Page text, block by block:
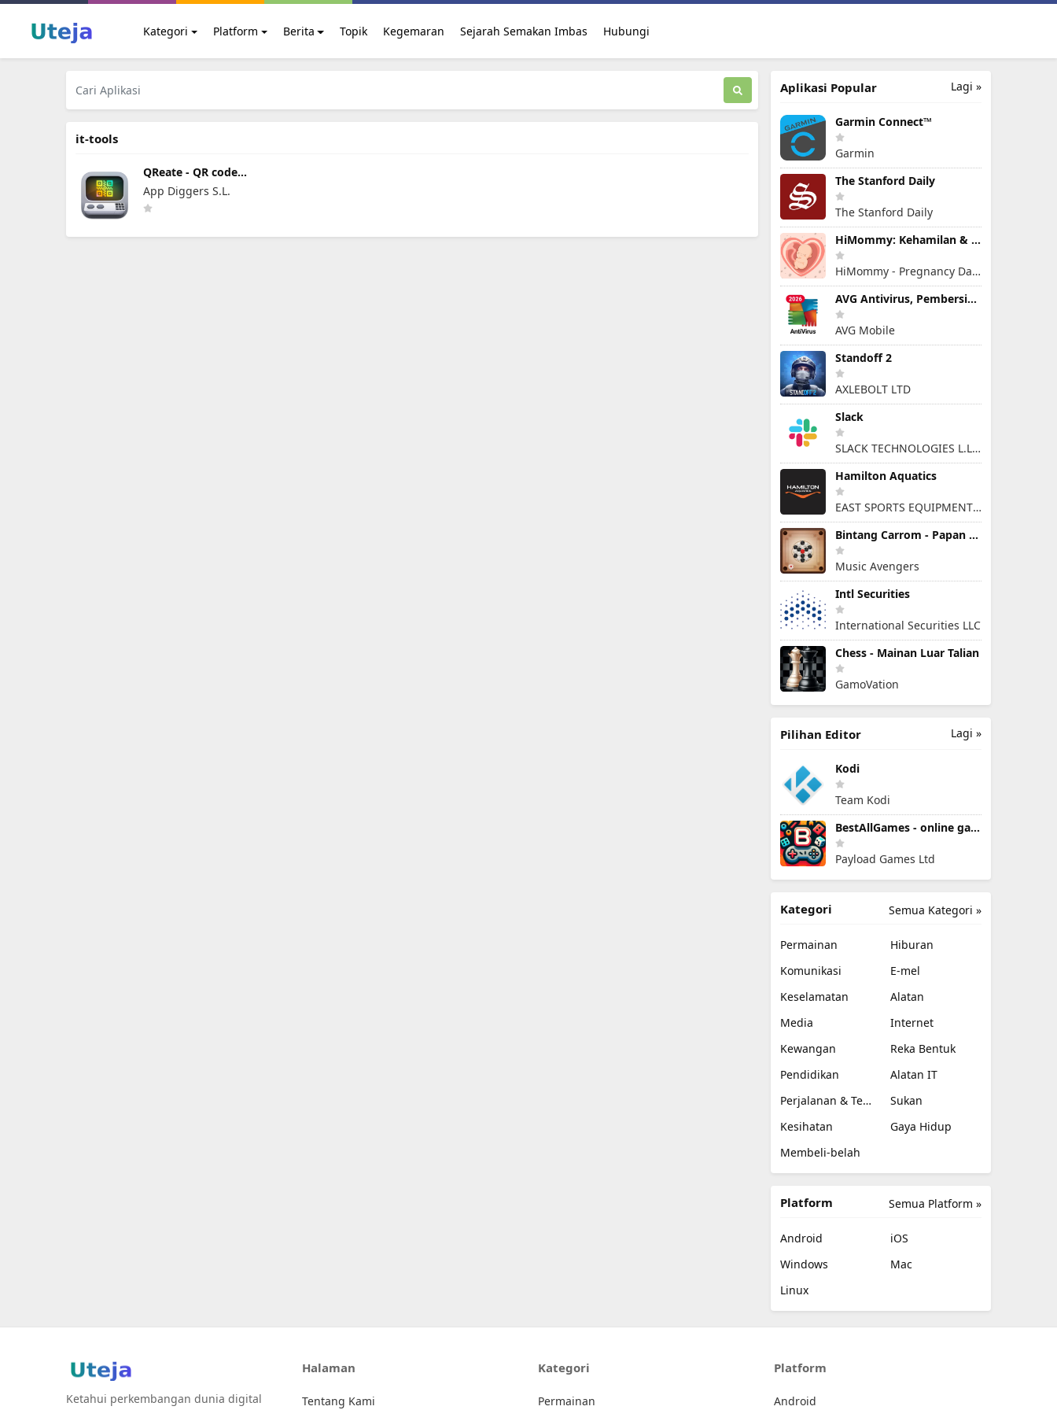
Kategori Platform Berita Topik Kegemaran Sejarah Semakan Imbas Hubungi
it-tools
QReate - QR code
generator
App Diggers S.L.
Lagi »
Aplikasi Popular
Garmin Connect™
Garmin
The Stanford Daily
The Stanford Daily
HiMommy: Kehamilan & kesuburan
HiMommy - Pregnancy Day By Day - Expecting Baby
AVG Antivirus, Pembersih Virus
AVG Mobile
Standoff 2
AXLEBOLT LTD
Slack
SLACK TECHNOLOGIES L.L.C.
Hamilton Aquatics
EAST SPORTS EQUIPMENT ARTICLES & SERVICES L.L.C
Bintang Carrom - Papan Cakera
Music Avengers
Intl Securities
International Securities LLC
Chess - Mainan Luar Talian
GamoVation
Lagi »
Pilihan Editor
Kodi
Team Kodi
BestAllGames - online games
Payload Games Ltd
Semua Kategori »
Kategori
Permainan
Hiburan
Komunikasi
E-mel
Keselamatan
Alatan
Media
Internet
Kewangan
Reka Bentuk
Pendidikan
Alatan IT
Perjalanan & Tempatan
Sukan
Kesihatan
Gaya Hidup
Membeli-belah
Semua Platform »
Platform
Android
iOS
Windows
Mac
Linux
Ketahui perkembangan dunia digital
Halaman
Tentang Kami
Kategori
Permainan
Platform
Android